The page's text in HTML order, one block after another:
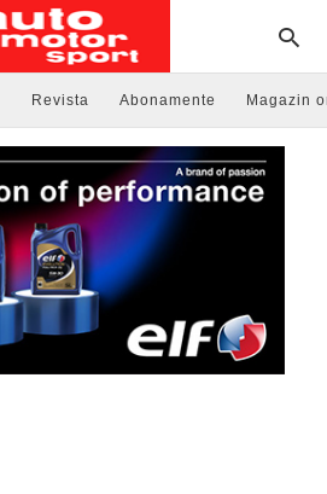
Revista Abonamente Magazin